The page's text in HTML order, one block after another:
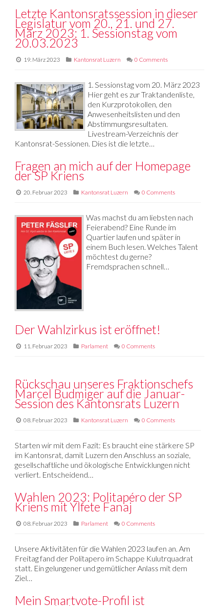
Letzte Kantonsratssession in dieser
Legislatur vom 20., 21. und 27.
März 2023: 1. Sessionstag vom
20.03.2023
19. März 2023 Kantonsrat Luzern 0 Comments
1. Sessionstag vom 20. März 2023
Hier geht es zur Traktandenliste,
den Kurzprotokollen, den
Anwesenheitslisten und den
Abstimmungsresultaten.
Livestream-Verzeichnis der
Kantonsrat-Sessionen. Dies ist die letzte…
Fragen an mich auf der Homepage
der SP Kriens
20. Februar 2023 Kantonsrat Luzern 0 Comments
Was machst du am liebsten nach
Feierabend? Eine Runde im
Quartier laufen und später in
einem Buch lesen. Welches Talent
möchtest du gerne?
Fremdsprachen schnell…
Der Wahlzirkus ist eröffnet!
11. Februar 2023 Parlament 0 Comments
Rückschau unseres Fraktionschefs
Marcel Budmiger auf die Januar-
Session des Kantonsrats Luzern
08. Februar 2023 Kantonsrat Luzern 0 Comments
Starten wir mit dem Fazit: Es braucht eine stärkere SP
im Kantonsrat, damit Luzern den Anschluss an soziale,
gesellschaftliche und ökologische Entwicklungen nicht
verliert. Entscheidend…
Wahlen 2023: Politapéro der SP
Kriens mit Ylfete Fanaj
08. Februar 2023 Parlament 0 Comments
Unsere Aktivitäten für die Wahlen 2023 laufen an. Am
Freitag fand der Politapero im Schappe Kulutrquadrat
statt. Ein gelungener und gemütlicher Anlass mit dem
Ziel…
Mein Smartvote-Profil ist